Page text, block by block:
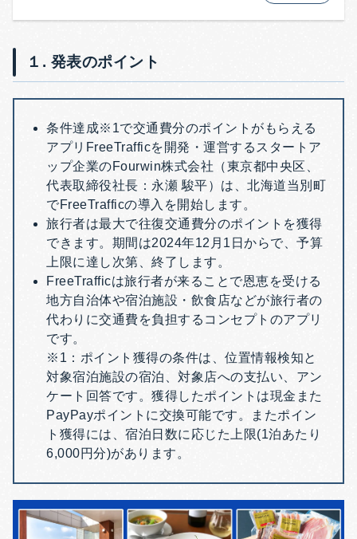
１. 発表のポイント
条件達成※1で交通費分のポイントがもらえる
アプリFreeTrafficを開発・運営するスタートア
ップ企業のFourwin株式会社（東京都中央区、
代表取締役社長：永瀬 駿平）は、北海道当別町
でFreeTrafficの導入を開始します。
旅行者は最大で往復交通費分のポイントを獲得
できます。期間は2024年12月1日からで、予算
上限に達し次第、終了します。
FreeTrafficは旅行者が来ることで恩恵を受ける
地方自治体や宿泊施設・飲食店などが旅行者の
代わりに交通費を負担するコンセプトのアプリ
です。
※1：ポイント獲得の条件は、位置情報検知と
対象宿泊施設の宿泊、対象店への支払い、アン
ケート回答です。獲得したポイントは現金また
PayPayポイントに交換可能です。またポイン
ト獲得には、宿泊日数に応じた上限(1泊あたり
6,000円分)があります。